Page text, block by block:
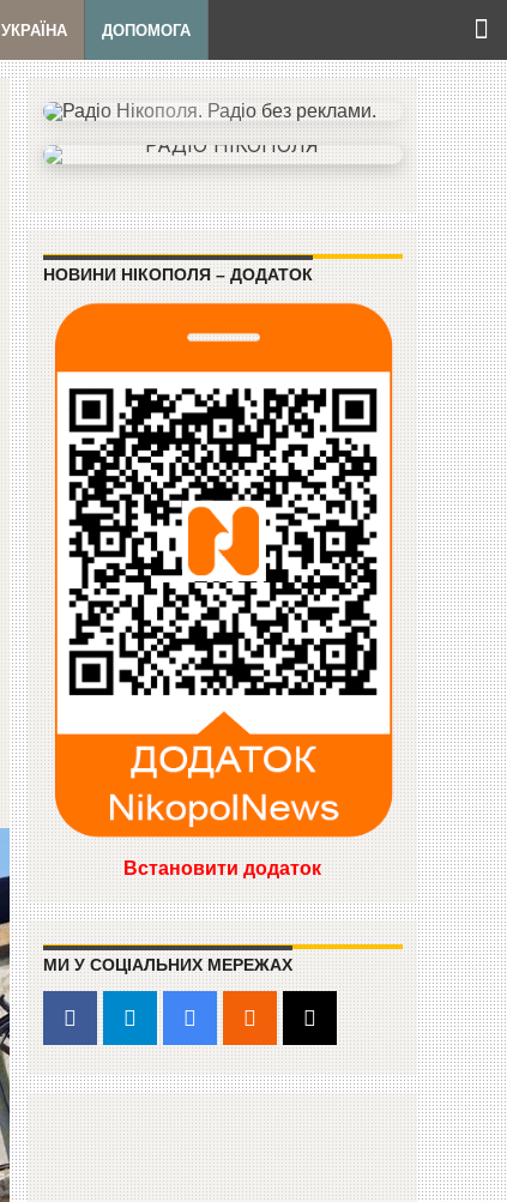
УКРАЇНА ДОПОМОГА
НОВИНИ НІКОПОЛЯ – ДОДАТОК
Встановити додаток
МИ У СОЦІАЛЬНИХ МЕРЕЖАХ